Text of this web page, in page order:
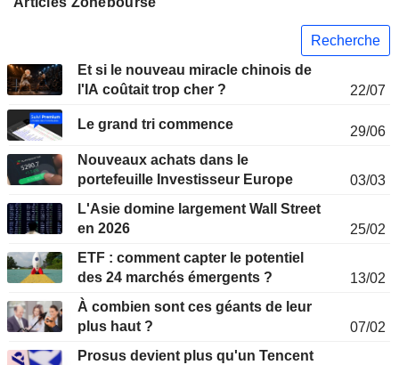
Recherche
Et si le nouveau miracle chinois de
l'IA coûtait trop cher ?
22/07
Le grand tri commence
29/06
Nouveaux achats dans le
portefeuille Investisseur Europe
03/03
L'Asie domine largement Wall Street
en 2026
25/02
ETF : comment capter le potentiel
des 24 marchés émergents ?
13/02
À combien sont ces géants de leur
plus haut ?
07/02
Prosus devient plus qu'un Tencent